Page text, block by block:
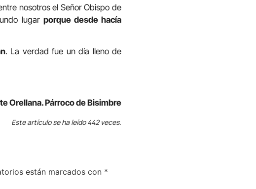
nosotros el Señor Obispo de
lugar porque desde hacía
. La verdad fue un día lleno de
Orellana. Párroco de Bisimbre
Este artículo se ha leído 442 veces.
están marcados con *